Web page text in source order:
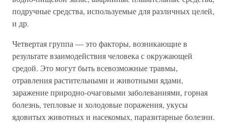
подручные средства, используемые для различных целей,
и др.
Четвертая группа — это факторы, возникающие в
результате взаимодействия человека с окружающей
средой. Это могут быть всевозможные травмы,
отравления растительными и животными ядами,
заражение природно-очаговыми заболеваниями, горная
болезнь, тепловые и холодовые поражения, укусы
ядовитых животных и насекомых, паразитарные болезни.